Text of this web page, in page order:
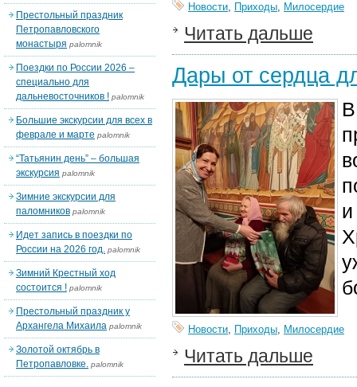
Новости, Приходы, Милосердие
Читать дальше
Дары от сердца
Новости, Приходы, Милосердие
Читать дальше
Престольный праздник
Петропавловского
монастыря palomnik
Поездки по России 2026 –
специально для
дальневосточников ! palomnik
Большие экскурсии для всех в
феврале и марте palomnik
“Татьянин день” – большая
экскурсия palomnik
Зимние экскурсии для
паломников palomnik
Идет запись в поездки по
России на 2026 год. palomnik
Зимний Крестный ход
состоится ! palomnik
Престольный праздник у
Архангела Михаила palomnik
Золотой октябрь в
Петропавловке. palomnik